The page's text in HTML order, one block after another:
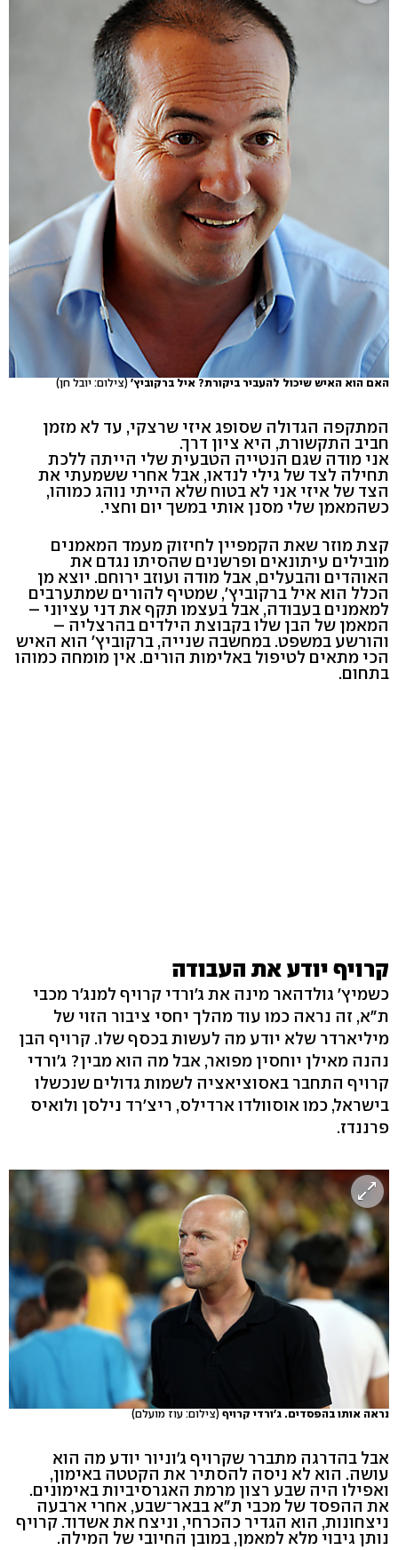
האם הוא האיש שיכול להעביר ביקורת? איל ברקוביץ'(צילום: יובל חן)
המתקפה הגדולה שסופג איזי שרצקי, עד לא מזמן
חביב התקשורת, היא ציון דרך.
אני מודה שגם הנטייה הטבעית שלי הייתה ללכת
תחילה לצד של גילי לנדאו, אבל אחרי ששמעתי את
הצד של איזי אני לא בטוח שלא הייתי נוהג כמוהו,
כשהמאמן שלי מסנן אותי במשך יום וחצי.
קצת מוזר שאת הקמפיין לחיזוק מעמד המאמנים
מובילים עיתונאים ופרשנים שהסיתו נגדם את
האוהדים והבעלים, אבל מודה ועוזב ירוחם. יוצא מן
הכלל הוא איל ברקוביץ', שמטיף להורים שמתערבים
למאמנים בעבודה, אבל בעצמו תקף את דני עציוני –
המאמן של הבן שלו בקבוצת הילדים בהרצליה –
והורשע במשפט. במחשבה שנייה, ברקוביץ' הוא האיש
הכי מתאים לטיפול באלימות הורים. אין מומחה כמוהו
בתחום.
קרויף יודע את העבודה
כשמיץ' גולדהאר מינה את ג'ורדי קרויף למנג'ר מכבי
ת"א, זה נראה כמו עוד מהלך יחסי ציבור הזוי של
מיליארדר שלא יודע מה לעשות בכסף שלו. קרויף הבן
נהנה מאילן יוחסין מפואר, אבל מה הוא מבין? ג'ורדי
קרויף התחבר באסוציאציה לשמות גדולים שנכשלו
בישראל, כמו אוסוולדו ארדילס, ריצ'רד נילסן ולואיס
פרננדז.
נראה אותו בהפסדים. ג'ורדי קרויף (צילום: עוז מועלם)
אבל בהדרגה מתברר שקרויף ג'וניור יודע מה הוא
עושה. הוא לא ניסה להסתיר את הקטטה באימון,
ואפילו היה שבע רצון מרמת האגרסיביות באימונים.
את ההפסד של מכבי ת"א בבאר־שבע, אחרי ארבעה
ניצחונות, הוא הגדיר כהכרחי, וניצח את אשדוד. קרויף
נותן גיבוי מלא למאמן, במובן החיובי של המילה.